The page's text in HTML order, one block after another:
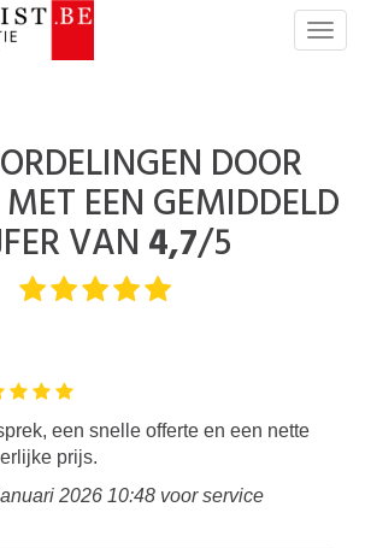
T
n
a
DOOR
EEN GEMIDDELD
VAN 4,7/5
een snelle offerte en een nette
prijs.
2026 10:48 voor service